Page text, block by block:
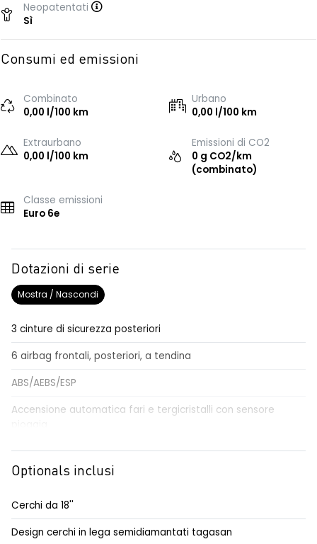
Neopatentati
Sì
Consumi ed emissioni
Combinato
0,00 l/100 km
Urbano
0,00 l/100 km
Extraurbano
0,00 l/100 km
Emissioni di CO2
0 g CO2/km
(combinato)
Classe emissioni
Euro 6e
Dotazioni di serie
Mostra / Nascondi
3 cinture di sicurezza posteriori
6 airbag frontali, posteriori, a tendina
ABS/AEBS/ESP
Accensione automatica fari e tergicristalli con sensore
Airbag per il conducente e passeggero
Alzacristalli elettrici impulsionali anteriori e posteriori
Alzacristallo elettrico impulsionale anteriore lato conducente
Anabbaglianti Eco-LED
Optionals inclusi
Cerchi da 18''
Design cerchi in lega semidiamantati tagasan